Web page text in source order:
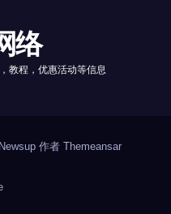
络
教程，优惠活动等信息
作者 Themeansar